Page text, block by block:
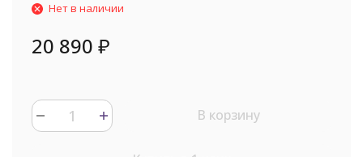
Нет в наличии
20 890 ₽
В корзину